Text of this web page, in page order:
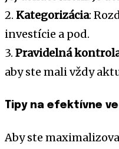
2. Kategorizácia:
investície a pod.
3. Pravidelná
aby ste mali vždy
Tipy na efektívne
Aby ste